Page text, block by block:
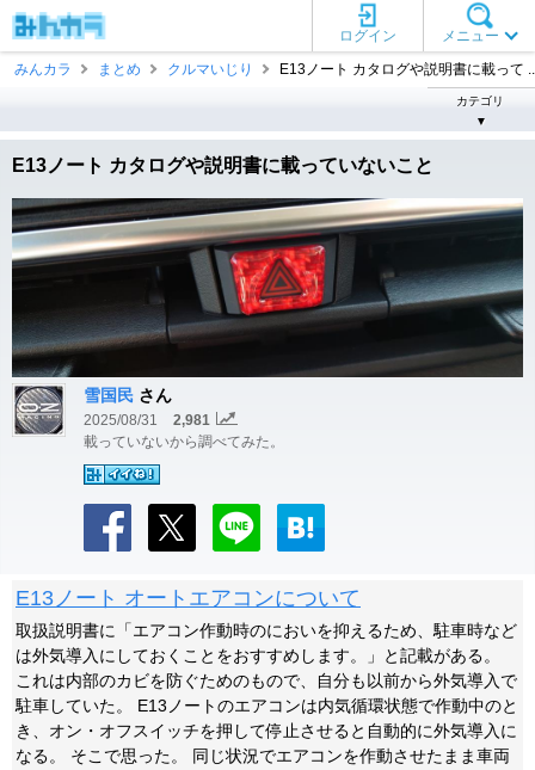
メニュー
ログイン
みんカラ
まとめ クルマいじり E13ノート カタログや説明書に載って
カテゴリ
▼
E13ノート カタログや説明書に載っていないこと
雪国民 さん
2025/08/31
2,981
載っていないから調べてみた。
E13ノート オートエアコンについて
取扱説明書に「エアコン作動時のにおいを抑えるため、駐車時など
は外気導入にしておくことをおすすめします。」と記載がある。
これは内部のカビを防ぐためのもので、自分も以前から外気導入で
駐車していた。 E13ノートのエアコンは内気循環状態で作動中のと
き、オン・オフスイッチを押して停止させると自動的に外気導入に
なる。 そこで思った。 同じ状況でエアコンを作動させたまま車両